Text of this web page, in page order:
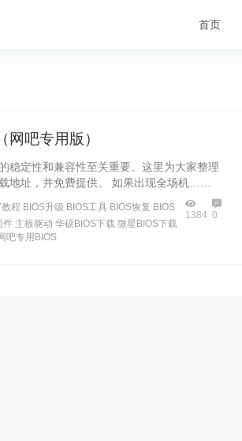
首页
吧专用版）
稳定性和兼容性至关重要。这里为大家整理
地址，并免费提供。 如果出现全场机……
程 BIOS升级 BIOS工具 BIOS恢复 BIOS
件 主板驱动 华硕BIOS下载 微星BIOS下载
吧专用BIOS
1384 0